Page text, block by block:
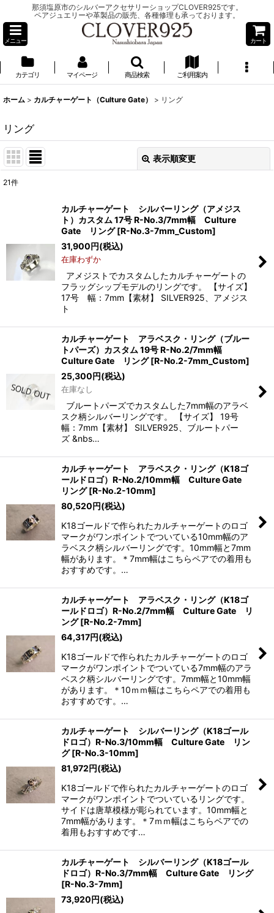
那須塩原市のシルバーアクセサリーショップCLOVER925です。
ペアジュエリーや革製品の販売、各種修理も承っております。
メニュー カート
カテゴリ マイページ 商品検索 ご利用案内
ホーム > カルチャーゲート（Culture Gate） > リング
リング
表示順変更
21件
カルチャーゲート シルバーリング（アメジス
ト）カスタム 17号 R-No.3/7mm幅 Culture
Gate リング [R-No.3-7mm_Custom]
31,900円(税込)
在庫わずか
アメジストでカスタムしたカルチャーゲートの
フラッグシップモデルのリングです。 【サイズ】
17号 幅：7mm【素材】 SILVER925、アメジス
ト
カルチャーゲート アラベスク・リング（ブルー
トパーズ）カスタム 19号 R-No.2/7mm幅
Culture Gate リング [R-No.2-7mm_Custom]
25,300円(税込)
在庫なし
ブルートパーズでカスタムした7mm幅のアラベ
スク柄シルバーリングです。 【サイズ】 19号
幅：7mm【素材】 SILVER925、ブルートパー
ズ &nbs…
カルチャーゲート アラベスク・リング（K18ゴ
ールドロゴ）R-No.2/10mm幅 Culture Gate
リング [R-No.2-10mm]
80,520円(税込)
K18ゴールドで作られたカルチャーゲートのロゴ
マークがワンポイントでついている10mm幅のア
ラベスク柄シルバーリングです。10mm幅と7mm
幅があります。＊7mm幅はこちらペアでの着用も
おすすめです。…
カルチャーゲート アラベスク・リング（K18ゴ
ールドロゴ）R-No.2/7mm幅 Culture Gate リ
ング [R-No.2-7mm]
64,317円(税込)
K18ゴールドで作られたカルチャーゲートのロゴ
マークがワンポイントでついている7mm幅のアラ
ベスク柄シルバーリングです。7mm幅と10mm幅
があります。＊10ｍｍ幅はこちらペアでの着用も
おすすめです。…
カルチャーゲート シルバーリング（K18ゴール
ドロゴ）R-No.3/10mm幅 Culture Gate リン
グ [R-No.3-10mm]
81,972円(税込)
K18ゴールドで作られたカルチャーゲートのロゴ
マークがワンポイントでついているリングです。
サイドは唐草模様が彫られています。10mm幅と
7mm幅があります。＊7ｍｍ幅はこちらペアでの
着用もおすすめです…
カルチャーゲート シルバーリング（K18ゴール
ドロゴ）R-No.3/7mm幅 Culture Gate リング
[R-No.3-7mm]
73,920円(税込)